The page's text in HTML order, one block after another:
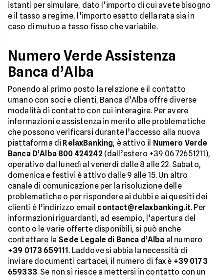
istanti per simulare, dato l’importo di cui avete bisogno
e il tasso a regime, l’importo esatto della rata sia in
caso di mutuo a tasso fisso che variabile.
Numero Verde Assistenza
Banca d’Alba
Ponendo al primo posto la relazione e il contatto
umano con soci e clienti, Banca d’Alba offre diverse
modalità di contatto con cui interagire. Per avere
informazioni e assistenza in merito alle problematiche
che possono verificarsi durante l’accesso alla nuova
piattaforma di RelaxBanking, è attivo il Numero Verde
Banca D’Alba 800 424242(dall’estero +39 06 72651211),
operativo dal lunedì al venerdì dalle 8 alle 22. Sabato,
domenica e festivi è attivo dalle 9 alle 15. Un altro
canale di comunicazione per la risoluzione delle
problematiche o per rispondere ai dubbi e ai quesiti dei
clienti è l’indirizzo email contact@relaxbanking.it. Per
informazioni riguardanti, ad esempio, l’apertura del
conto o le varie offerte disponibili, si può anche
contattare la Sede Legale di Banca d’Alba al numero
+39 0173 659111. Laddove si abbia la necessità di
inviare documenti cartacei, il numero di fax è +39 0173
659333. Se non si riesce a mettersi in contatto con un